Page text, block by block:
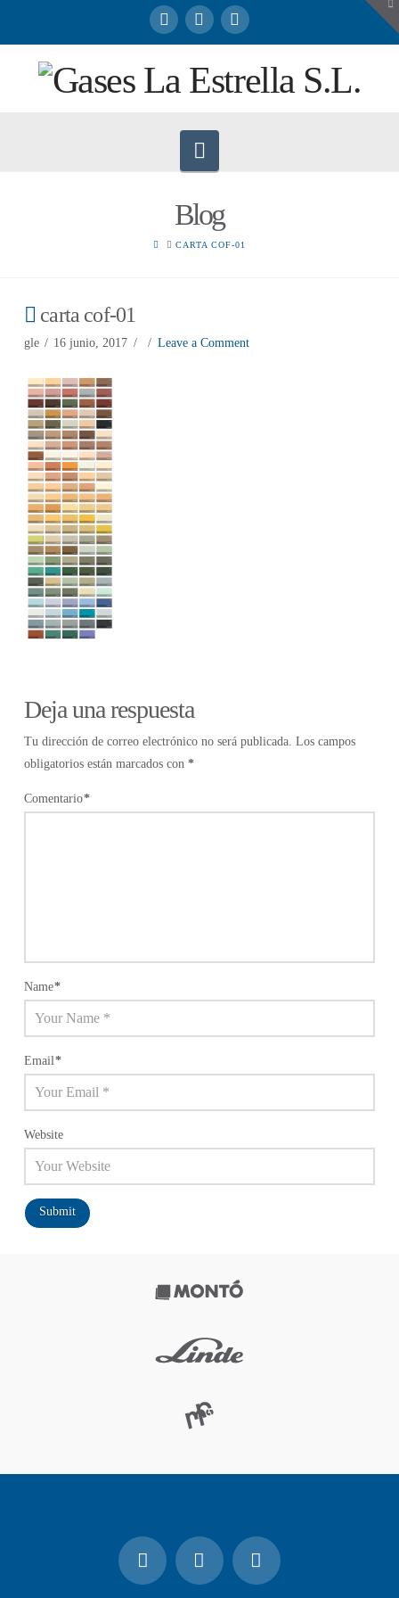
Navigation
Blog
HOMECARTA COF-01
carta cof-01
gle 16 junio, 2017 Leave a Comment
Deja una respuesta
Tu dirección de correo electrónico no será publicada. Los campos
obligatorios están marcados con *
Comentario*
Name*
Email*
Website